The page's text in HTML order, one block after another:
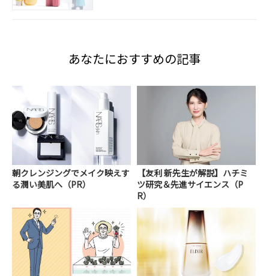
あなたにおすすめの記事
朝クレンジングでメイク映えす
る潤い美肌へ（PR）
【友利 新先生が解説】ハチミ
ツ研究＆先進サイエンス（P
R）